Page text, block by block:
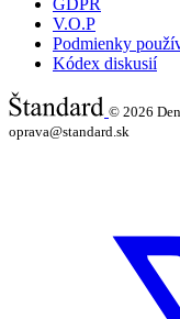
V.O.P
Podmienky
Kódex diskusií
© 2026
oprava@standard.sk